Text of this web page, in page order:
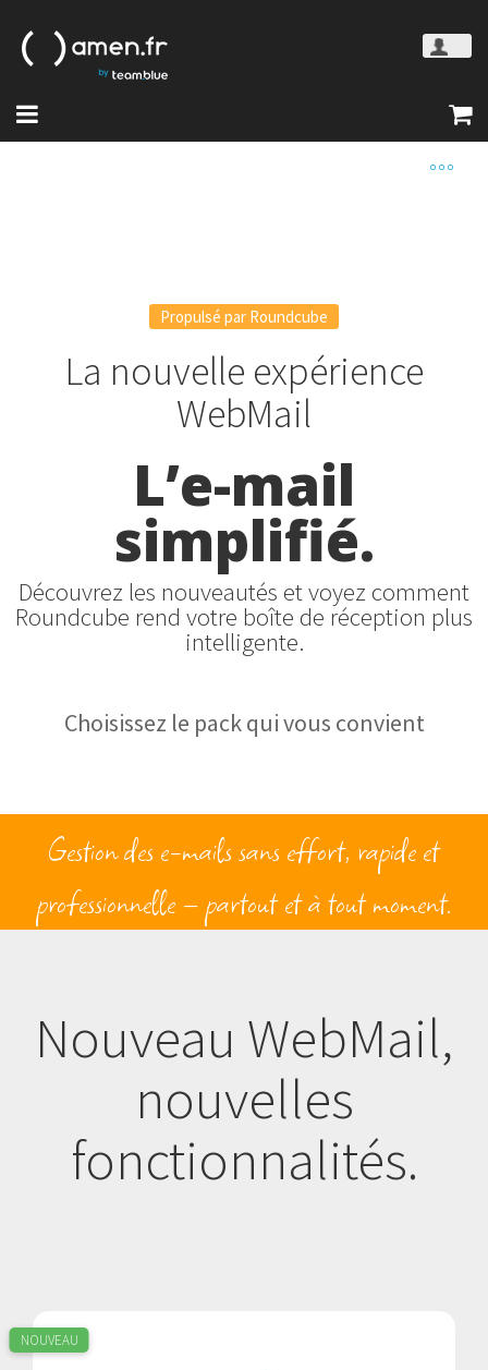
Propulsé par Roundcube
La nouvelle expérience
WebMail
L’e-mail
simplifié.
Découvrez les nouveautés et voyez comment
Roundcube rend votre boîte de réception plus
intelligente.
Choisissez le pack qui vous convient
Gestion des e-mails sans effort, rapide et
professionnelle – partout et à tout moment.
Nouveau WebMail,
nouvelles
fonctionnalités.
NOUVEAU